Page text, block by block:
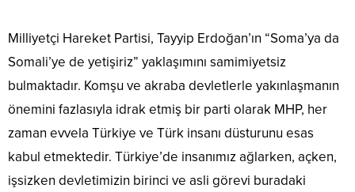
Milliyetçi Hareket Partisi, Tayyip Erdoğan’ın “Soma’ya da
Somali’ye de yetişiriz” yaklaşımını samimiyetsiz
bulmaktadır. Komşu ve akraba devletlerle yakınlaşmanın
önemini fazlasıyla idrak etmiş bir parti olarak MHP, her
zaman evvela Türkiye ve Türk insanı düsturunu esas
kabul etmektedir. Türkiye’de insanımız ağlarken, açken,
işsizken devletimizin birinci ve asli görevi buradaki